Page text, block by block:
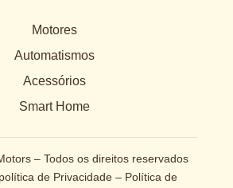
Motores
Automatismos
Acessórios
Smart Home
– Todos os direitos reservados
política de Privacidade – Política de